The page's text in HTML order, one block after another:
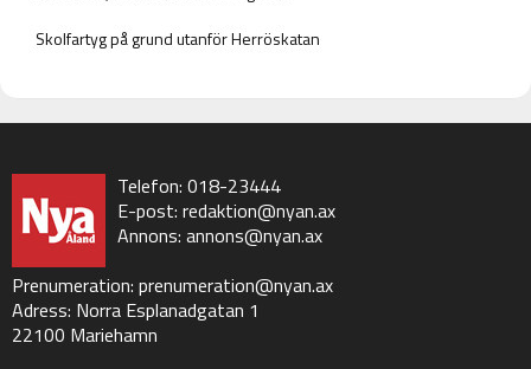
Skolfartyg på grund utanför Herröskatan
Telefon: 018-23444
E-post: redaktion@nyan.ax
Annons: annons@nyan.ax
Prenumeration: prenumeration@nyan.ax
Adress: Norra Esplanadgatan 1
22100 Mariehamn